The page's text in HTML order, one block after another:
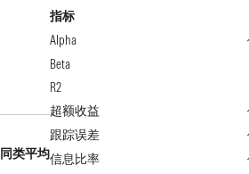
同类平均
指标
Alpha
Beta
R2
超额收益
跟踪误差
信息比率